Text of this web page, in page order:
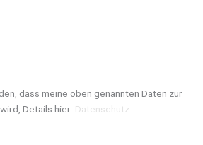
dass meine oben genannten Daten zur
Details hier: Datenschutz